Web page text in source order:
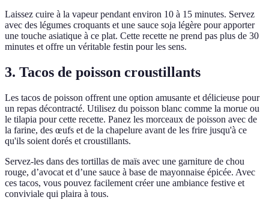
Laissez cuire à la vapeur pendant environ 10 à 15 minutes. Servez
avec des légumes croquants et une sauce soja légère pour apporter
une touche asiatique à ce plat. Cette recette ne prend pas plus de 30
minutes et offre un véritable festin pour les sens.
3. Tacos de poisson croustillants
Les tacos de poisson offrent une option amusante et délicieuse pour
un repas décontracté. Utilisez du poisson blanc comme la morue ou
le tilapia pour cette recette. Panez les morceaux de poisson avec de
la farine, des œufs et de la chapelure avant de les frire jusqu'à ce
qu'ils soient dorés et croustillants.
Servez-les dans des tortillas de maïs avec une garniture de chou
rouge, d’avocat et d’une sauce à base de mayonnaise épicée. Avec
ces tacos, vous pouvez facilement créer une ambiance festive et
conviviale qui plaira à tous.